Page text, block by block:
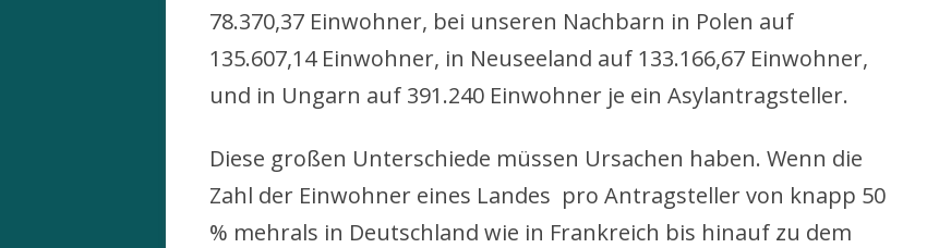
78.370,37 Einwohner, bei unseren Nachbarn in Polen auf
135.607,14 Einwohner, in Neuseeland auf 133.166,67 Einwohner,
und in Ungarn auf 391.240 Einwohner je ein Asylantragsteller.
Diese großen Unterschiede müssen Ursachen haben. Wenn die
Zahl der Einwohner eines Landes pro Antragsteller von knapp 50
% mehrals in Deutschland wie in Frankreich bis hinauf zu dem